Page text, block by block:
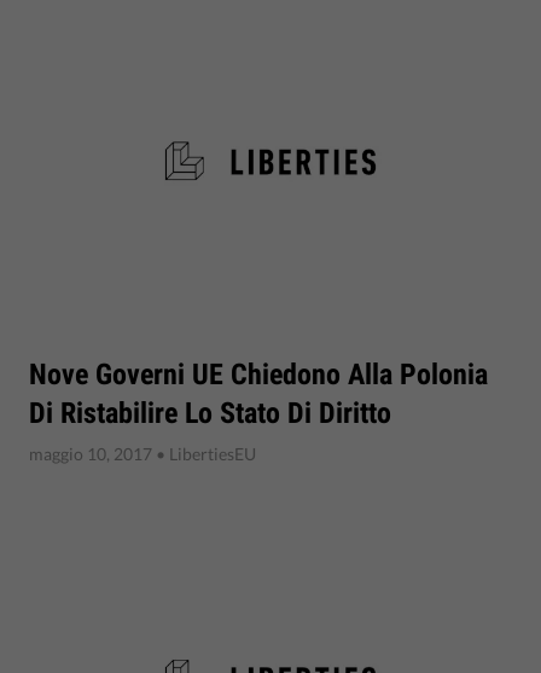
Nove Governi UE Chiedono Alla Polonia
Di Ristabilire Lo Stato Di Diritto
maggio 10, 2017 • LibertiesEU